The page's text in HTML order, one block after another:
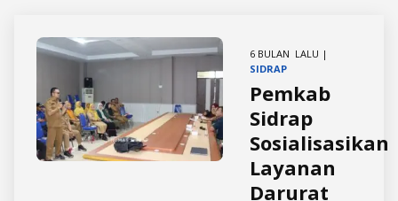
6 BULAN LALU |
SIDRAP
Pemkab
Sidrap
Sosialisasikan
Layanan
Darurat